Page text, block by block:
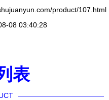
product/107.html
08 03:40:28
表